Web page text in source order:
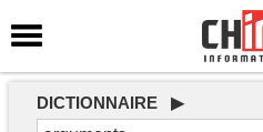
DICTIONNAIRE ▶